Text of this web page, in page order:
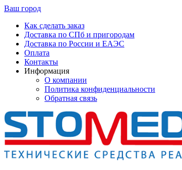
Ваш город
Как сделать заказ
Доставка по СПб и пригородам
Доставка по России и ЕАЭС
Оплата
Контакты
Информация
О компании
Политика конфиденциальности
Обратная связь